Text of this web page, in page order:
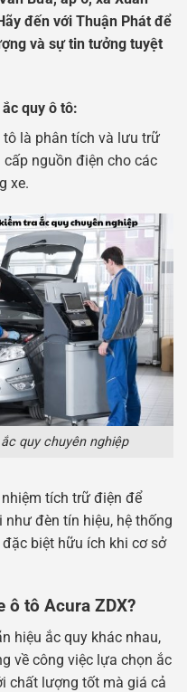
đến với Thuận Phát để
và sự tin tưởng tuyệt
quy ô tô:
tô là phân tích và lưu trữ
nguồn điện cho các
xe.
quy chuyên nghiệp
tích trữ điện để
đèn tín hiệu, hệ thống
biệt hữu ích khi cơ sở
ô tô Acura ZDX?
hiệu ắc quy khác nhau,
về công việc lựa chọn ắc
chất lượng tốt mà giá cả